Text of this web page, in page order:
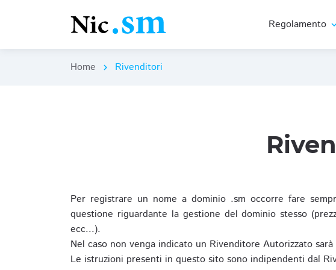
Regolamento
Home chevron_right Rivenditori
Per registrare un nome a dominio .sm occorre fare
questione riguardante la gestione del dominio stesso
ecc...).
Nel caso non venga indicato un Rivenditore Autorizzato
Le istruzioni presenti in questo sito sono indipendenti dal